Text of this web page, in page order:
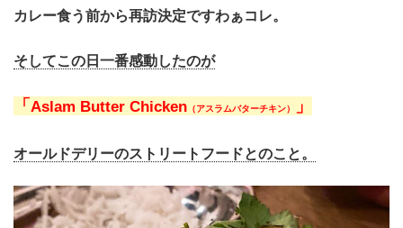
カレー食う前から再訪決定ですわぁコレ。
そしてこの日一番感動したのが
「 Aslam Butter Chicken （アスラムバターチキン） 」
オールドデリーのストリートフードとのこと。